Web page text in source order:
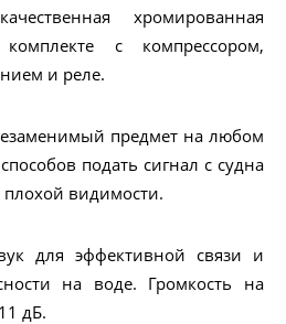
хромированная
с компрессором,
и реле.
предмет на любом
подать сигнал с судна
плохой видимости.
для эффективной связи и
на воде. Громкость на
дБ.